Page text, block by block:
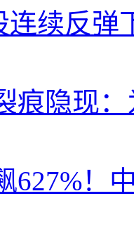
续反弹
痕隐现
627%！